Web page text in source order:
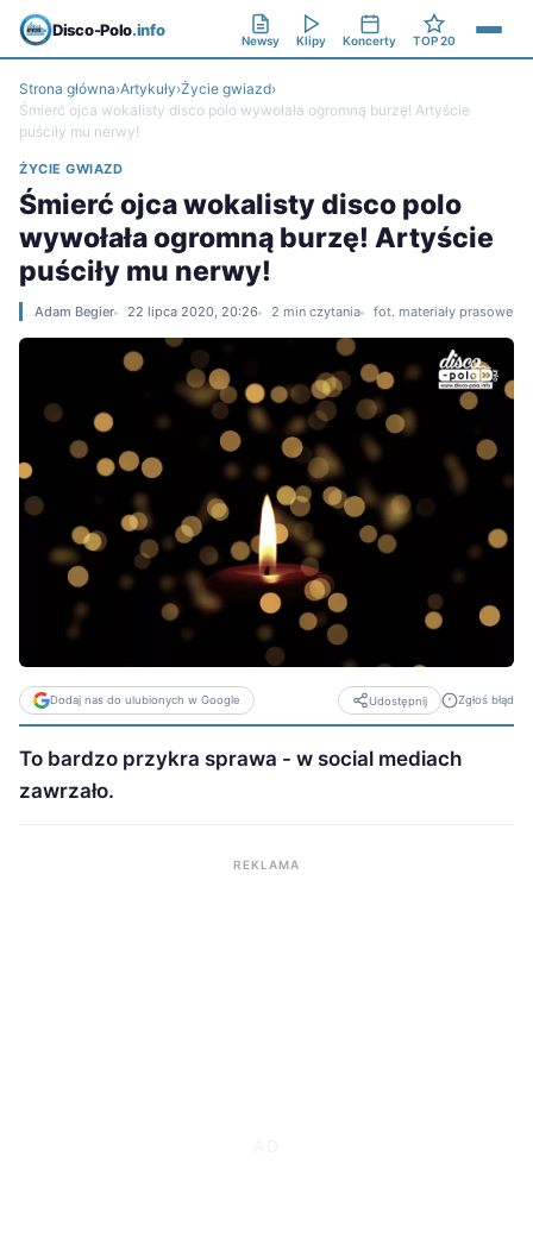
Disco-Polo.info
Newsy Klipy Koncerty TOP 20
Strona główna›Artykuły›Życie gwiazd›
Śmierć ojca wokalisty disco polo wywołała ogromną burzę! Artyście
puściły mu nerwy!
ŻYCIE GWIAZD
Śmierć ojca wokalisty disco polo
wywołała ogromną burzę! Artyście
puściły mu nerwy!
Adam Begier 22 lipca 2020, 20:26 2 min czytania fot. materiały prasowe
Dodaj nas do ulubionych w Google Udostępnij Zgłoś błąd
To bardzo przykra sprawa - w social mediach
zawrzało.
REKLAMA